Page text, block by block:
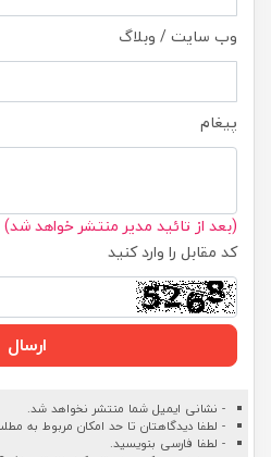
وب سایت / وبلاگ
پیغام
(بعد از تائید مدیر منتشر خواهد شد)
کد مقابل را وارد کنید
ارسال
- نشانی ایمیل شما منتشر نخواهد شد.
- لطفا دیدگاهتان تا حد امکان مربوط به
- لطفا فارسی بنویسید.